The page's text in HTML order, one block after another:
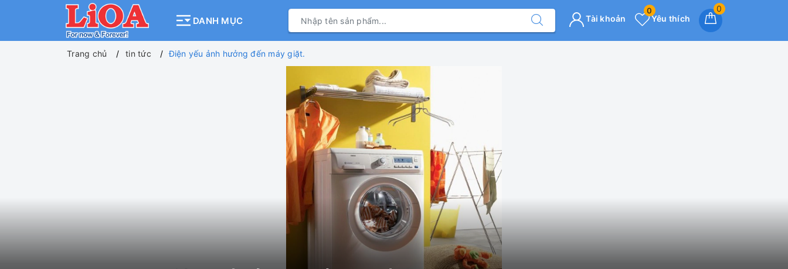
DANH MỤC
0
Yêu thích
0
Tài khoản
Trang chủ tin tức Điện yếu ảnh hưởng đến máy giặt.